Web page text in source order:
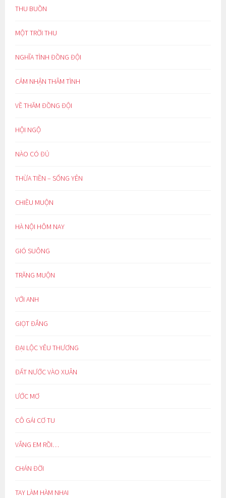
THU BUỒN
MỘT TRỜI THU
NGHĨA TÌNH ĐỒNG ĐỘI
CẢM NHẬN THÂM TÌNH
VỀ THĂM ĐỒNG ĐỘI
HỘI NGỘ
NÀO CÓ ĐỦ
THỪA TIỀN – SỐNG YÊN
CHIỀU MUỘN
HÀ NỘI HÔM NAY
GIÓ SUÔNG
TRĂNG MUỘN
VỚI ANH
GIỌT ĐẮNG
ĐẠI LỘC YÊU THƯƠNG
ĐẤT NƯỚC VÀO XUÂN
ƯỚC MƠ
CÔ GÁI CƠ TU
VẮNG EM RỒI…
CHÁN ĐỜI
TAY LÀM HÀM NHAI